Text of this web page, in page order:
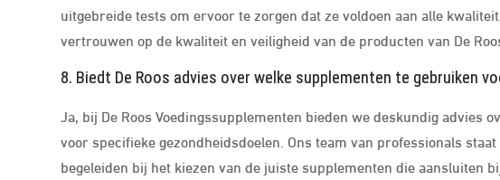
uitgebreide tests om ervoor te zorgen dat ze voldoen aan alle
vertrouwen op de kwaliteit en veiligheid van de producten van De
8. Biedt De Roos advies over welke supplementen te gebruiken
Ja, bij De Roos Voedingssupplementen bieden we deskundig advies
voor specifieke gezondheidsdoelen. Ons team van professionals
begeleiden bij het kiezen van de juiste supplementen die aansluiten